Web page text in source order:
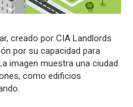
creado por CIA Landlords
por su capacidad para
imagen muestra una ciudad
como edificios